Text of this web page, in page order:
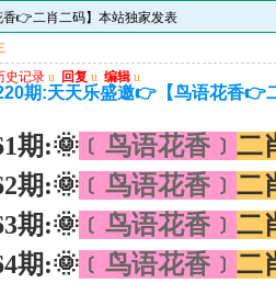
👉二肖二码】本站独家发表
史记录 u 回复 u 编辑 u
期:天天乐盛邀👉【鸟语花香👉
期:🌞 ﹝鸟语花香﹞ 二
期:🌞 ﹝鸟语花香﹞ 二
期:🌞 ﹝鸟语花香﹞ 二
期:🌞 ﹝鸟语花香﹞ 二